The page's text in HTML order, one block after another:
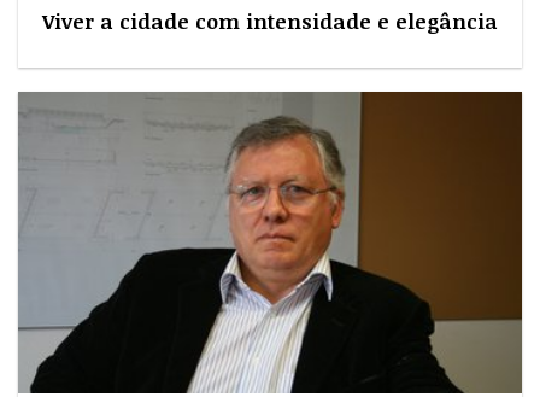
Viver a cidade com intensidade e elegância